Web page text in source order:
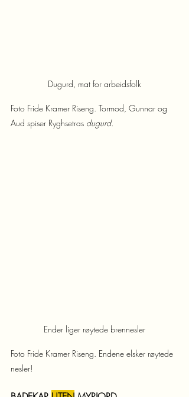
Dugurd, mat for arbeidsfolk
Foto Fride Kramer Riseng. Tormod, Gunnar og
Aud spiser Ryghsetras dugurd.
Ender liger røytede brennesler
Foto Fride Kramer Riseng. Endene elsker røytede
nesler!